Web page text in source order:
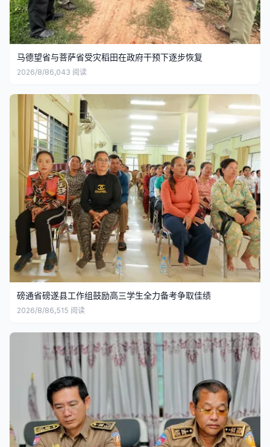
马德望省与菩萨省受灾稻田在政府干预下逐步恢复
2026/8/86,043 阅读
磅通省磅遂县工作组鼓励高三学生全力备考争取佳绩
2026/8/86,515 阅读